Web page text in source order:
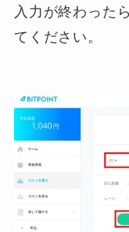
入力が終わった
てください。